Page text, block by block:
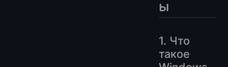
ы
1. Что
такое